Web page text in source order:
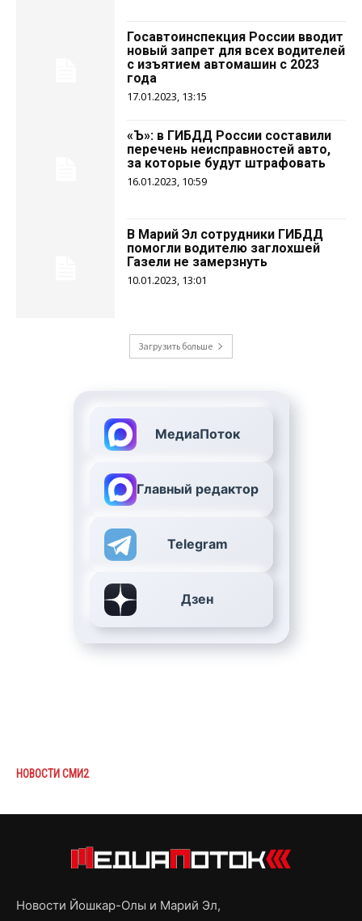
Госавтоинспекция России вводит
новый запрет для всех водителей
с изъятием автомашин с 2023
года
17.01.2023, 13:15
«Ъ»: в ГИБДД России составили
перечень неисправностей авто,
за которые будут штрафовать
16.01.2023, 10:59
В Марий Эл сотрудники ГИБДД
помогли водителю заглохшей
Газели не замерзнуть
10.01.2023, 13:01
Загрузить больше
МедиаПоток
Главный редактор
Telegram
Дзен
НОВОСТИ СМИ2
Новости Йошкар-Олы и Марий Эл,